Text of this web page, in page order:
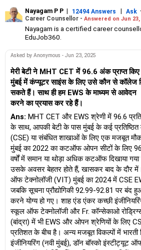
Nayagam P P | 12494 Answers | Ask
Career Counsellor - Answered on Jun 23,
Nayagam is a certified career
EduJob360.
years of experience in tutoring and
and college/university.
He also counsels students on how to
exams for getting admission into
for their graduate/postgraduate
He has guided both fresh graduates
professionals on how to write a
interviews and how to negotiate their
job.
Nayagam has published an eBook,
Without Googling.
He has a postgraduate degree in
Vidya Bhavan, Delhi, a postgraduate
Madras University, a postgraduate
from Symbiosis, Pune, and a
from Counsel India.
He has also completed his master’s
from ICCC-Mindler and Counsel, India.
Asked by Anonymous - Jun 23, 2025
मेरी बेटी ने MHT CET में 96.6 अंक प्राप्त किए
मुंबई में कंप्यूटर साइंस के लिए उसे कौन से कॉलेज
सकते हैं। साथ ही हम EWS के माध्यम से आवेदन
करने का प्रयास कर रहे हैं।
Ans: MHT CET और EWS श्रेणी में 96.6
के साथ, आपकी बेटी के पास मुंबई के कई
(CSE) या संबंधित शाखाओं के लिए एक मजबूत
मुंबई का 2022 का कटऑफ ओपन सीटों के लिए
वर्षों में समान या थोड़ा अधिक कटऑफ दिखाया
उसके अवसर बेहतर होते हैं, खासकर बाद के दौर में।
ऑफ टेक्नोलॉजी (VIT) मुंबई का 2024 में CSE
जबकि सूचना प्रौद्योगिकी 92.99-92.81 पर बंद
करने योग्य हो गए। शाह एंड एंकर कच्छी
स्कूल ऑफ टेक्नोलॉजी और Fr. कॉन्सेकाओ
(बांद्रा) में भी EWS और ओपन श्रेणियों के
प्रतिशत के बीच है। अन्य मजबूत विकल्पों में भारती
इंजीनियरिंग (नवी मुंबई), डॉन बॉस्को इंस्टीट्यूट